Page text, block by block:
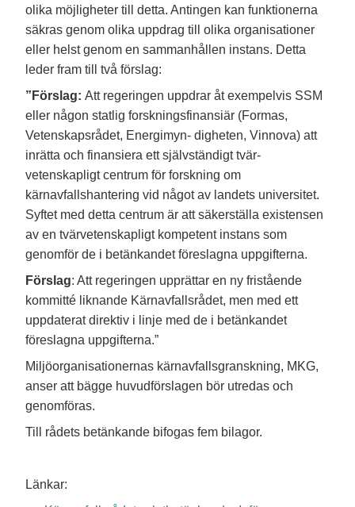
olika möjligheter till detta. Antingen kan funktionerna
säkras genom olika uppdrag till olika organisationer
eller helst genom en sammanhållen instans. Detta
leder fram till två förslag:
”Förslag: Att regeringen uppdrar åt exempelvis SSM
eller någon statlig forskningsfinansiär (Formas,
Vetenskapsrådet, Energimyn- digheten, Vinnova) att
inrätta och finansiera ett självständigt tvär-
vetenskapligt centrum för forskning om
kärnavfallshantering vid något av landets universitet.
Syftet med detta centrum är att säkerställa existensen
av en tvärvetenskapligt kompetent instans som
genomför de i betänkandet föreslagna uppgifterna.
Förslag: Att regeringen upprättar en ny fristående
kommitté liknande Kärnavfallsrådet, men med ett
uppdaterat direktiv i linje med de i betänkandet
föreslagna uppgifterna.”
Miljöorganisationernas kärnavfallsgranskning, MKG,
anser att bägge huvudförslagen bör utredas och
genomföras.
Till rådets betänkande bifogas fem bilagor.
Länkar: